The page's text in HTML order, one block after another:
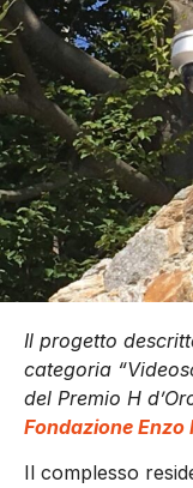
Il progetto
categoria
del Premio H
Fondazione Enzo
Il complesso